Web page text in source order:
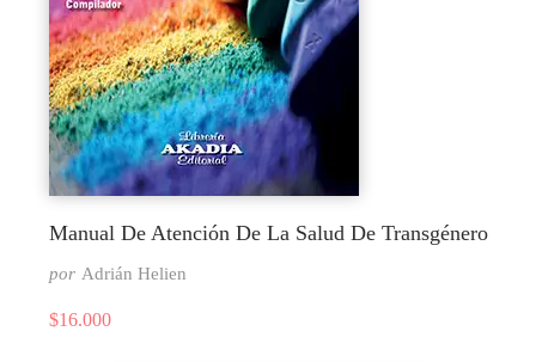
Manual De Atención De La Salud De Transgénero
por Adrián Helien
$16.000